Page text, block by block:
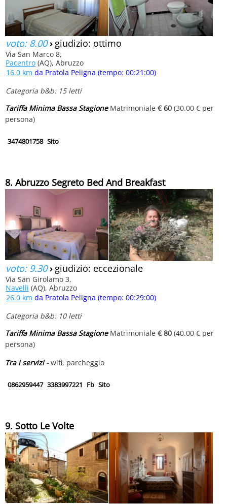
voto: 8.00› giudizio: ottimo
Via San Marco 8,
Pacentro (AQ), Abruzzo
16.0 km da Pratola Peligna (tempo: 00:21:00)
Categoria b&b: 15 letti
Tariffa Minima Bassa StagioneMatrimoniale € 60 (30.00 € per
persona)
3474801758 Sito
8. Abruzzo Segreto Bed And Breakfast
voto: 9.30› giudizio: eccezionale
Via San Girolamo 3,
Navelli (AQ), Abruzzo
26.0 km da Pratola Peligna (tempo: 00:29:00)
Categoria b&b: 10 letti
Tariffa Minima Bassa StagioneMatrimoniale € 80 (40.00 € per
persona)
Tra i servizi -wifi, parcheggio
0862959447 3383997221 Fb Sito
9. Sotto Le Volte